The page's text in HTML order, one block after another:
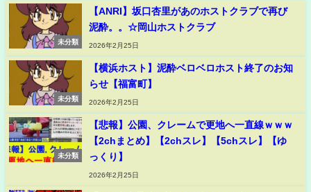
未分類
【ANRI】坂口杏里があのホストクラブで再び
泥酔。。☆岡山ホストクラブ
2026年2月25日
未分類
【横浜ホスト】泥酔ベロベロホスト終了のお知
らせ【福富町】
2026年2月25日
未分類
【悲報】公園、クレームで更地へ一直線ｗｗｗ
【2chまとめ】【2chスレ】【5chスレ】【ゆ
っくり】
2026年2月25日